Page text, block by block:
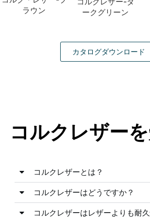
ラウン
ークグリーン
カタログダウンロード
コルクレザー
コルクレザーとは？
コルクレザーはどうですか？
コルクレザーはレザーよりも耐